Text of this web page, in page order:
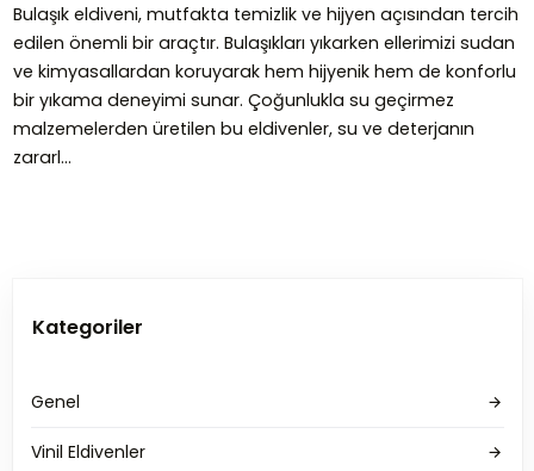
Bulaşık eldiveni, mutfakta temizlik ve hijyen açısından tercih
edilen önemli bir araçtır. Bulaşıkları yıkarken ellerimizi sudan
ve kimyasallardan koruyarak hem hijyenik hem de konforlu
bir yıkama deneyimi sunar. Çoğunlukla su geçirmez
malzemelerden üretilen bu eldivenler, su ve deterjanın
zararl...
Kategoriler
Genel
Vinil Eldivenler